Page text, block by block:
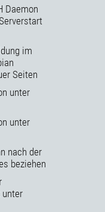
Daemon
im
Seiten
unter
unter
nach der
beziehen
unter